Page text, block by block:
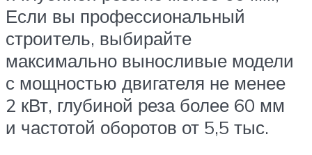
Если вы профессиональный
строитель, выбирайте
максимально выносливые модели
с мощностью двигателя не менее
2 кВт, глубиной реза более 60 мм
и частотой оборотов от 5,5 тыс.